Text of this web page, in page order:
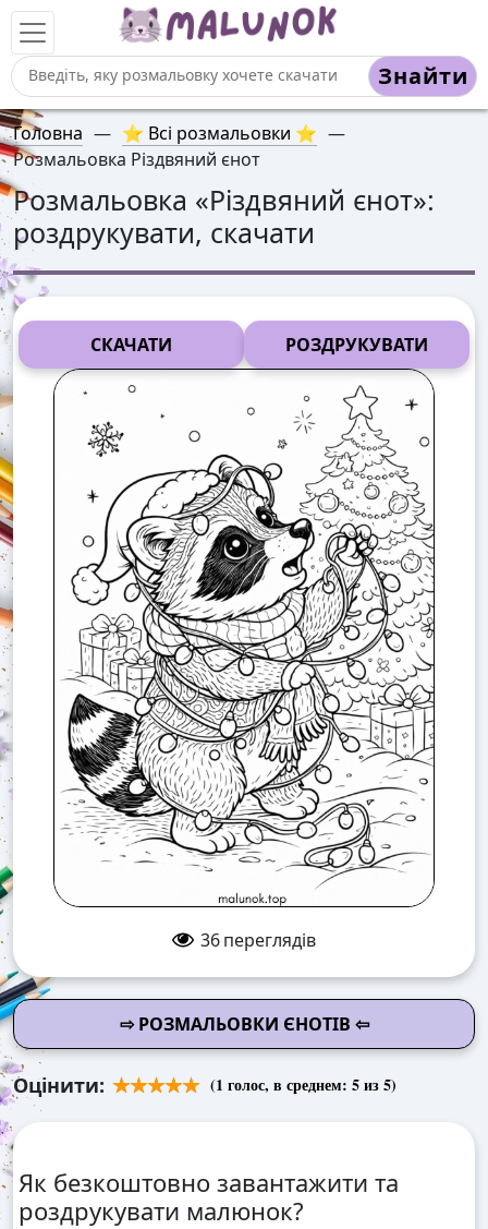
Знайти
Головна — ⭐ Всі розмальовки ⭐ —
Розмальовка Різдвяний єнот
Розмальовка «Різдвяний єнот»:
роздрукувати, скачати
СКАЧАТИ РОЗДРУКУВАТИ
36переглядів
⇨ РОЗМАЛЬОВКИ ЄНОТІВ ⇦
Оцінити: (1 голос, в среднем: 5из 5)
Як безкоштовно завантажити та
роздрукувати малюнок?